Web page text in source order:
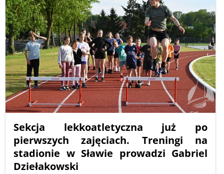
Sekcja lekkoatletyczna już po
pierwszych zajęciach. Treningi na
stadionie w Sławie prowadzi Gabriel
Dziełakowski